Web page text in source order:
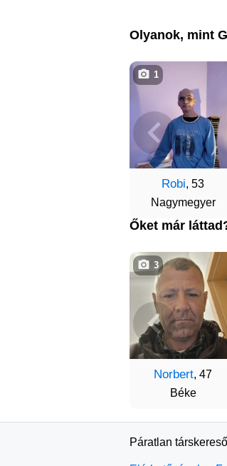
Olyanok, mint
Robi, 53
Nagymegyer
1
Őket már
Norbert, 47
Béke
3
Páratlan